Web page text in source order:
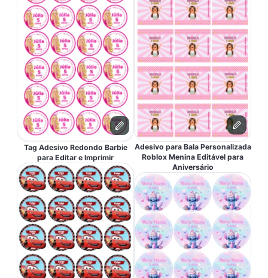
Tag Adesivo Redondo Barbie
para Editar e Imprimir
Adesivo para Bala Personalizada
Roblox Menina Editável para
Aniversário